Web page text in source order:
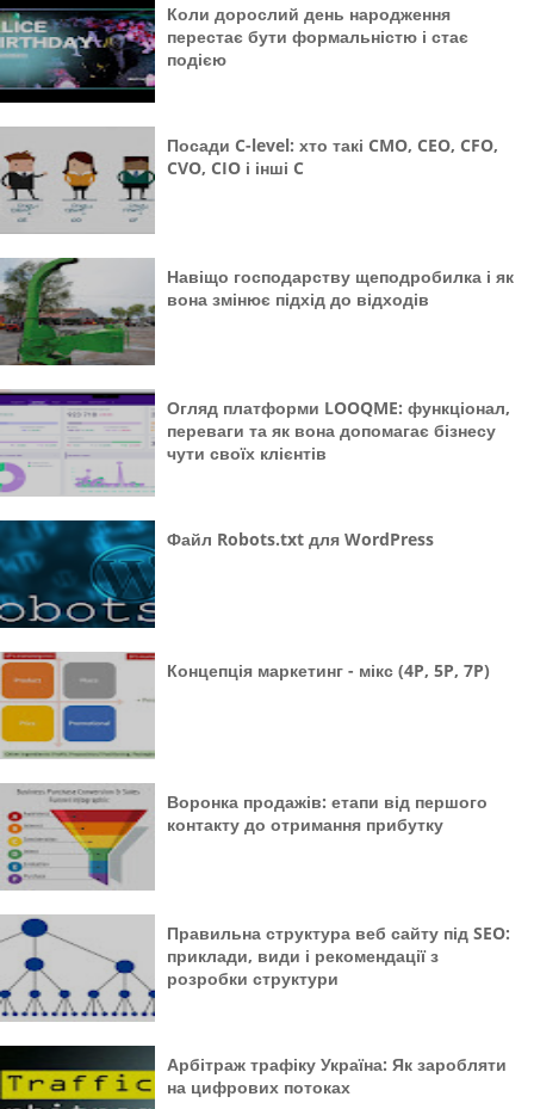
Коли дорослий день народження
перестає бути формальністю і стає
подією
Посади C-level: хто такі CMO, CEO, CFO,
CVO, CIO і інші C
Навіщо господарству щеподробилка і як
вона змінює підхід до відходів
Огляд платформи LOOQME: функціонал,
переваги та як вона допомагає бізнесу
чути своїх клієнтів
Файл Robots.txt для WordPress
Концепція маркетинг - мікс (4P, 5P, 7P)
Воронка продажів: етапи від першого
контакту до отримання прибутку
Правильна структура веб сайту під SEO:
приклади, види і рекомендації з
розробки структури
Арбітраж трафіку Україна: Як заробляти
на цифрових потоках